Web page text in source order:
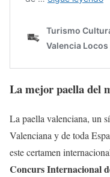
La mejor paella del
La paella valenciana, un
Valenciana y de toda
este certamen
Concurs Internacional